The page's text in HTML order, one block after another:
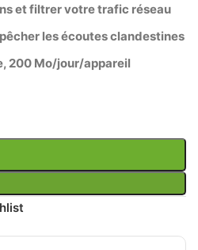
et filtrer votre trafic réseau
les écoutes clandestines
200 Mo/jour/appareil